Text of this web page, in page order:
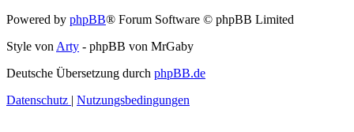
Powered by phpBB® Forum Software © phpBB Limited
Style von Arty - phpBB von MrGaby
Deutsche Übersetzung durch phpBB.de
Datenschutz | Nutzungsbedingungen